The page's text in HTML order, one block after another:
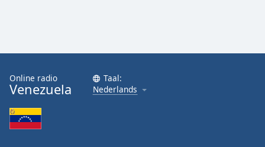
Online radio
Venezuela
Taal:
Nederlands